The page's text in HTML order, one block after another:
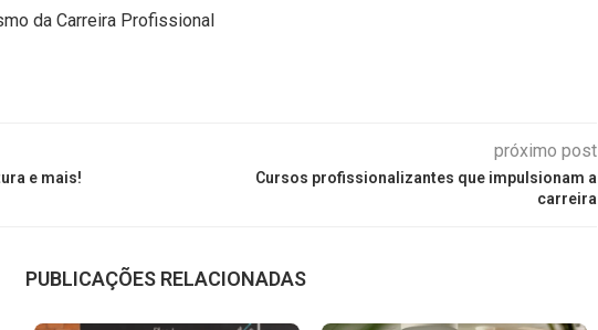
da Carreira Profissional
e mais!
próximo post
Cursos profissionalizantes que impulsionam a
carreira
PUBLICAÇÕES RELACIONADAS